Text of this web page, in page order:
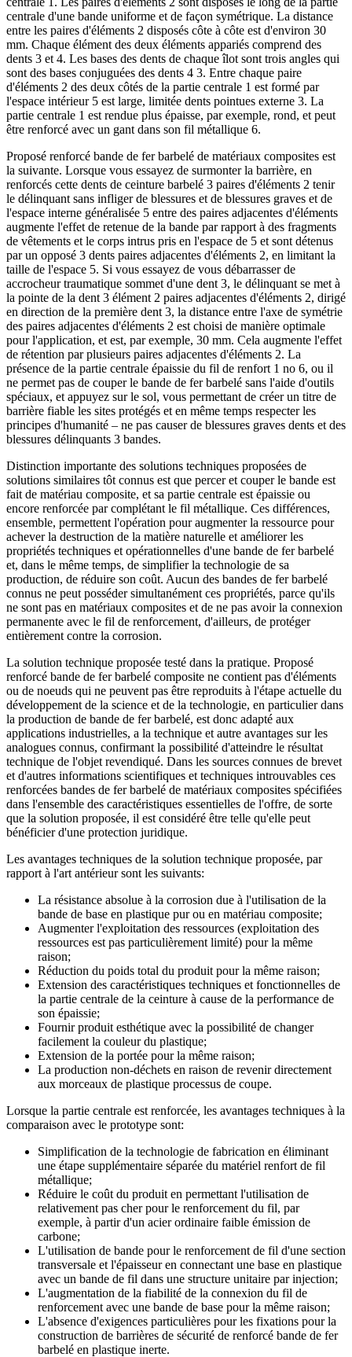
centrale d'une bande uniforme et de façon symétrique. La distance
entre les paires d'éléments 2 disposés côte à côte est d'environ 30
mm. Chaque élément des deux éléments appariés comprend des
dents 3 et 4. Les bases des dents de chaque îlot sont trois angles qui
sont des bases conjuguées des dents 4 3. Entre chaque paire
d'éléments 2 des deux côtés de la partie centrale 1 est formé par
l'espace intérieur 5 est large, limitée dents pointues externe 3. La
partie centrale 1 est rendue plus épaisse, par exemple, rond, et peut
être renforcé avec un gant dans son fil métallique 6.
Proposé renforcé bande de fer barbelé de matériaux composites est
la suivante. Lorsque vous essayez de surmonter la barrière, en
renforcés cette dents de ceinture barbelé 3 paires d'éléments 2 tenir
le délinquant sans infliger de blessures et de blessures graves et de
l'espace interne généralisée 5 entre des paires adjacentes d'éléments
augmente l'effet de retenue de la bande par rapport à des fragments
de vêtements et le corps intrus pris en l'espace de 5 et sont détenus
par un opposé 3 dents paires adjacentes d'éléments 2, en limitant la
taille de l'espace 5. Si vous essayez de vous débarrasser de
accrocheur traumatique sommet d'une dent 3, le délinquant se met à
la pointe de la dent 3 élément 2 paires adjacentes d'éléments 2, dirigé
en direction de la première dent 3, la distance entre l'axe de symétrie
des paires adjacentes d'éléments 2 est choisi de manière optimale
pour l'application, et est, par exemple, 30 mm. Cela augmente l'effet
de rétention par plusieurs paires adjacentes d'éléments 2. La
présence de la partie centrale épaissie du fil de renfort 1 no 6, ou il
ne permet pas de couper le bande de fer barbelé sans l'aide d'outils
spéciaux, et appuyez sur le sol, vous permettant de créer un titre de
barrière fiable les sites protégés et en même temps respecter les
principes d'humanité – ne pas causer de blessures graves dents et des
blessures délinquants 3 bandes.
Distinction importante des solutions techniques proposées de
solutions similaires tôt connus est que percer et couper le bande est
fait de matériau composite, et sa partie centrale est épaissie ou
encore renforcée par complétant le fil métallique. Ces différences,
ensemble, permettent l'opération pour augmenter la ressource pour
achever la destruction de la matière naturelle et améliorer les
propriétés techniques et opérationnelles d'une bande de fer barbelé
et, dans le même temps, de simplifier la technologie de sa
production, de réduire son coût. Aucun des bandes de fer barbelé
connus ne peut posséder simultanément ces propriétés, parce qu'ils
ne sont pas en matériaux composites et de ne pas avoir la connexion
permanente avec le fil de renforcement, d'ailleurs, de protéger
entièrement contre la corrosion.
La solution technique proposée testé dans la pratique. Proposé
renforcé bande de fer barbelé composite ne contient pas d'éléments
ou de noeuds qui ne peuvent pas être reproduits à l'étape actuelle du
développement de la science et de la technologie, en particulier dans
la production de bande de fer barbelé, est donc adapté aux
applications industrielles, a la technique et autre avantages sur les
analogues connus, confirmant la possibilité d'atteindre le résultat
technique de l'objet revendiqué. Dans les sources connues de brevet
et d'autres informations scientifiques et techniques introuvables ces
renforcées bandes de fer barbelé de matériaux composites spécifiées
dans l'ensemble des caractéristiques essentielles de l'offre, de sorte
que la solution proposée, il est considéré être telle qu'elle peut
bénéficier d'une protection juridique.
Les avantages techniques de la solution technique proposée, par
rapport à l'art antérieur sont les suivants:
La résistance absolue à la corrosion due à l'utilisation de la
bande de base en plastique pur ou en matériau composite;
Augmenter l'exploitation des ressources (exploitation des
ressources est pas particulièrement limité) pour la même
raison;
Réduction du poids total du produit pour la même raison;
Extension des caractéristiques techniques et fonctionnelles de
la partie centrale de la ceinture à cause de la performance de
son épaissie;
Fournir produit esthétique avec la possibilité de changer
facilement la couleur du plastique;
Extension de la portée pour la même raison;
La production non-déchets en raison de revenir directement
aux morceaux de plastique processus de coupe.
Lorsque la partie centrale est renforcée, les avantages techniques à la
comparaison avec le prototype sont:
Simplification de la technologie de fabrication en éliminant
une étape supplémentaire séparée du matériel renfort de fil
métallique;
Réduire le coût du produit en permettant l'utilisation de
relativement pas cher pour le renforcement du fil, par
exemple, à partir d'un acier ordinaire faible émission de
carbone;
L'utilisation de bande pour le renforcement de fil d'une section
transversale et l'épaisseur en connectant une base en plastique
avec un bande de fil dans une structure unitaire par injection;
L'augmentation de la fiabilité de la connexion du fil de
renforcement avec une bande de base pour la même raison;
L'absence d'exigences particulières pour les fixations pour la
construction de barrières de sécurité de renforcé bande de fer
barbelé en plastique inerte.